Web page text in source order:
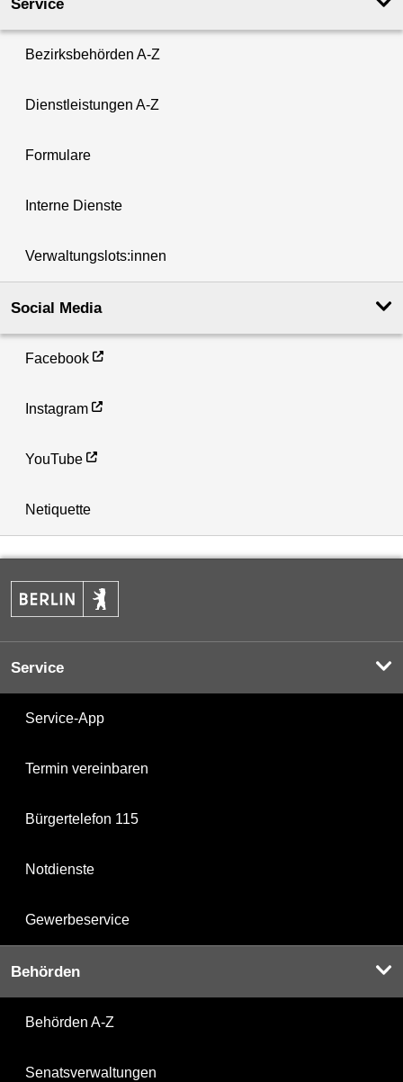
Service
Bezirksbehörden A-Z
Dienstleistungen A-Z
Formulare
Interne Dienste
Verwaltungslots:innen
Social Media
Facebook
Instagram
YouTube
Netiquette
Service
Service-App
Termin vereinbaren
Bürgertelefon 115
Notdienste
Gewerbeservice
Behörden
Behörden A-Z
Senatsverwaltungen